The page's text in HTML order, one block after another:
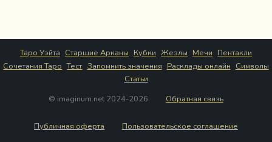
Таро Уэйта Старшие Арканы Кубки Жезлы Мечи Пентакли
Сочетания Таро Тест Запомнить значения Расклады онлайн Символы
Статьи
© imaginum.net 2024-2026
Обратная связь
Публичная оферта Пользовательское соглашение